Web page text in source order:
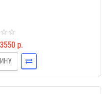
3550 р.